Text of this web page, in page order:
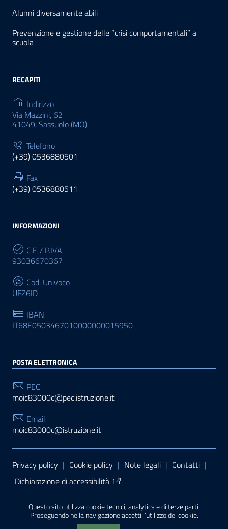
Questo sito utilizza cookie tecnici, analytics e di terze parti.
Proseguendo nella navigazione accetti l’utilizzo dei cookie.
Alunni diversamente abili
Prevenzione e gestione delle “crisi comportamentali” a
scuola
RECAPITI
Indirizzo
Via Mazzini, 62
41049, Sassuolo (MO)
Telefono
(+39) 0536880501
Fax
(+39) 0536880511
INFORMAZIONI
C.F. / P.IVA
93036670367
Cod. Univoco
UFZ6ID
IBAN
IT68E0503467010000000015950
POSTA ELETTRONICA
PEC
moic83000c@pec.istruzione.it
Email
moic83000c@istruzione.it
Sezione Link Utili
Privacy policy | Cookie policy | Note legali | Contatti |
Dichiarazione di accessibilità
PA di AgID
| Realizzato con WordPress
da